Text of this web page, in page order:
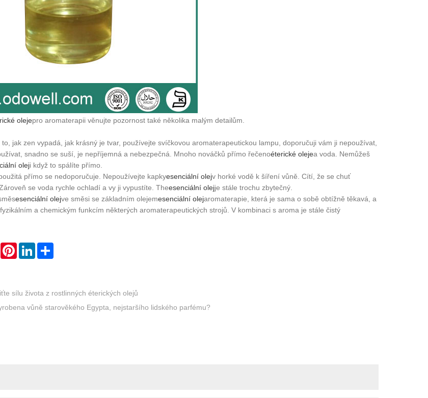
olejepro aromaterapii věnujte pozornost také několika malým detailům.
jak zen vypadá, jak krásný je tvar, používejte svíčkovou aromaterapeutickou lampu, doporučuji vám ji nepoužívat,
snadno se suší, je nepříjemná a nebezpečná. Mnoho nováčků přímo řečenoéterické olejea voda. Nemůžeš
oleji když to spálíte přímo.
přímo se nedoporučuje. Nepoužívejte kapkyesenciální olejv horké vodě k šíření vůně. Cítí, že se chuť
se voda rychle ochladí a vy ji vypustíte. Theesenciální olejje stále trochu zbytečný.
esenciální olejve směsi se základním olejemesenciální olejaromaterapie, která je sama o sobě obtížně těkavá, a
a chemickým funkcím některých aromaterapeutických strojů. V kombinaci s aroma je stále čistý
WhatsAppPinterestLinkedIn
sílu života z rostlinných éterických olejů
vůně starověkého Egypta, nejstaršího lidského parfému?